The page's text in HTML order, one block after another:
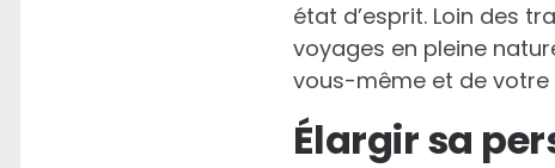
état d’esprit. Loin des
voyages en pleine
vous-même et de
Élargir sa